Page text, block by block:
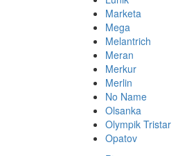
Marketa
Mega
Melantrich
Meran
Merkur
Merlin
No Name
Olsanka
Olympik Tristar
Opatov